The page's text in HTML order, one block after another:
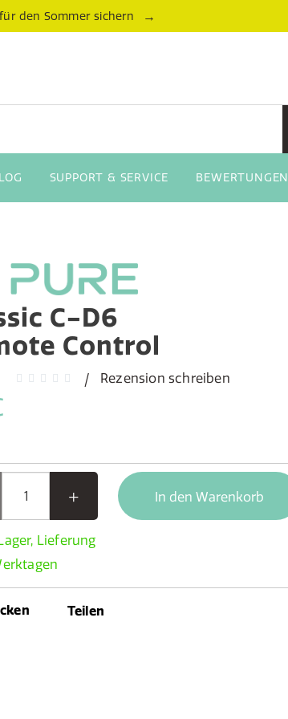
den Sommer sichern →
SUPPORT & SERVICE BEWERTUNGEN
C-D6
Control
Rezension schreiben
Lieferung
In den Warenkorb
Teilen